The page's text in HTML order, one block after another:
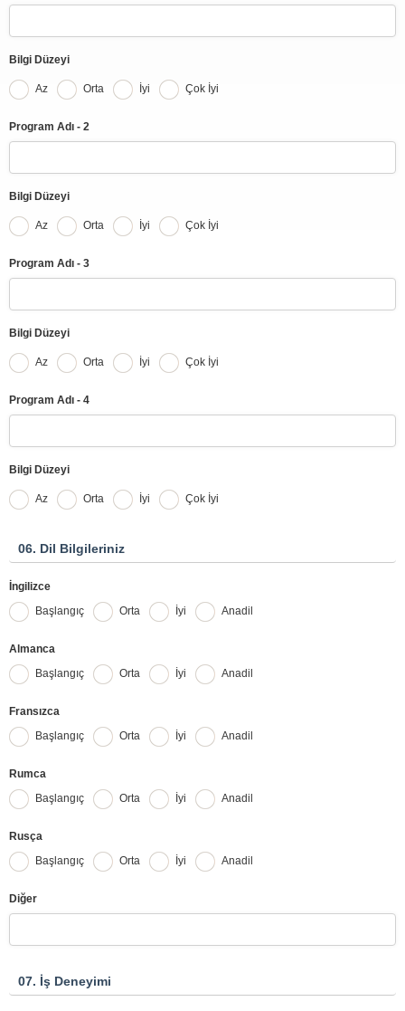
Bilgi Düzeyi
Az Orta İyi Çok İyi
Program Adı - 2
Bilgi Düzeyi
Az Orta İyi Çok İyi
Program Adı - 3
Bilgi Düzeyi
Az Orta İyi Çok İyi
Program Adı - 4
Bilgi Düzeyi
Az Orta İyi Çok İyi
06. Dil Bilgileriniz
İngilizce
Başlangıç
Orta İyi Anadil
Almanca
Başlangıç
Orta İyi Anadil
Fransızca
Başlangıç
Orta İyi Anadil
Rumca
Başlangıç
Orta İyi Anadil
Rusça
Başlangıç
Orta İyi Anadil
Diğer
07. İş Deneyimi